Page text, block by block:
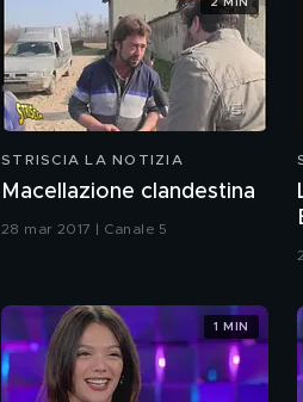
STRISCIA LA NOTIZIA
Macellazione clandestina
28 mar 2017 | Canale 5
1 MIN